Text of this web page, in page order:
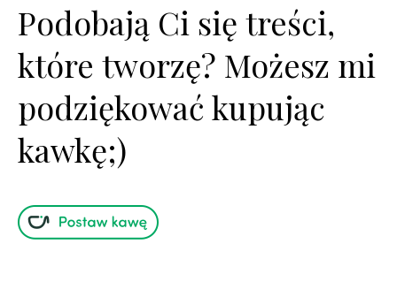
Podobają Ci się treści,
które tworzę? Możesz mi
podziękować kupując
kawkę;)